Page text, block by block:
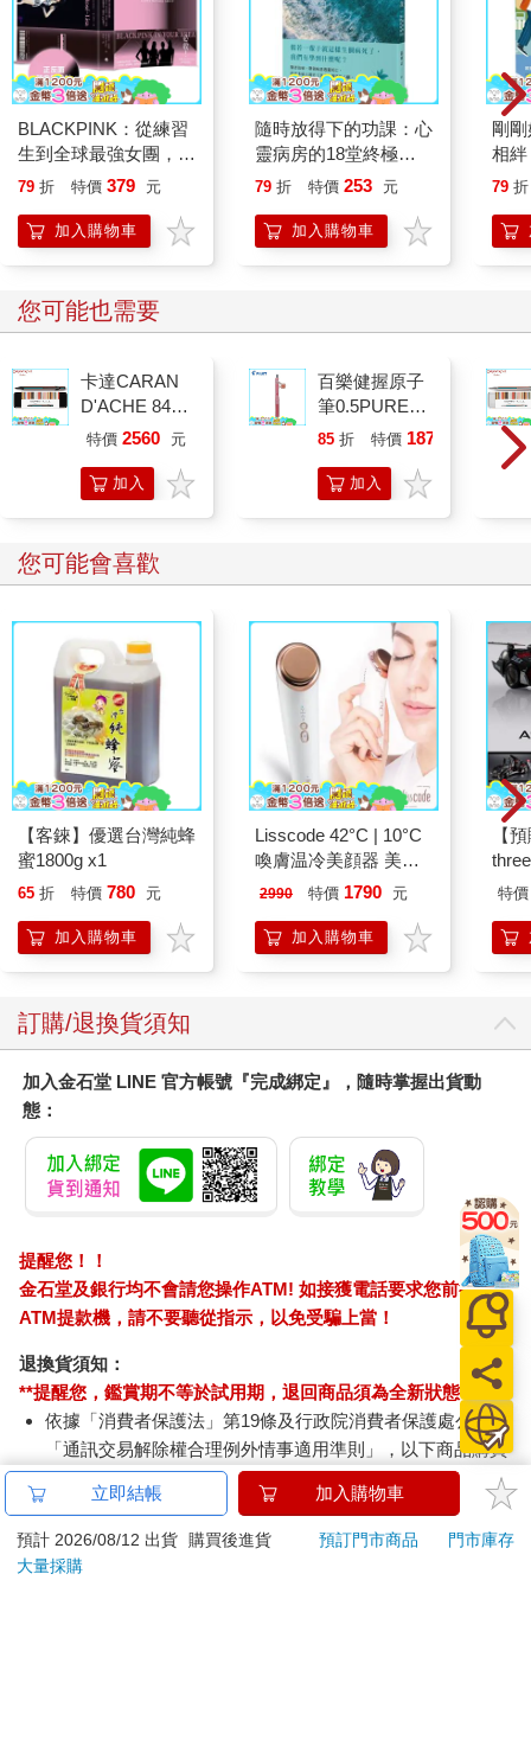
BLACKPINK：從練習
生到全球最強女團，看
Jisoo、Jennie、
世界，創造K-pop傳
奇！
79 折 特價 379 元
加入購物車
隨時放得下的功課：心
靈病房的18堂終極學
分
79 折 特價 253 元
加入購物車
剛
相
要
79 折
您可能也需要
卡達CARAN
D'ACHE 849
Paul Smith 原
黑
特價 2560 元
加入
購物
百樂健握原子
筆0.5PURE聯
名 頂級白桃
85 折 特價 187
加入
購物
您可能會喜歡
【客錸】優選台灣純蜂
蜜1800g x1
65 折 特價 780 元
加入購物車
Lisscode 42°C | 10°C
喚膚温冷美顔器 美膚
儀
2990 特價 1790 元
加入購物車
【
VA
特價
訂購/退換貨須知
加入金石堂 LINE 官方帳號『完成綁定』，隨時掌握出貨動
態：
提醒您！！
金石堂及銀行均不會請您操作ATM! 如接獲電話要求您前往
ATM提款機，請不要聽從指示，以免受騙上當！
退換貨須知：
**提醒您，鑑賞期不等於試用期，退回商品須為全新狀態**
依據「消費者保護法」第19條及行政院消費者保護處公告之
「通訊交易解除權合理例外情事適用準則」，以下商品購買
後，除商品本身有瑕疵外，將不提供7天的猶豫期：
易於腐敗、保存期限較短或解約時即將逾期。（如：生
鮮食品）
依消費者要求所為之客製化給付。（客製化商品）
立即結帳 加入購物車
預計 2026/08/12 出貨 購買後進貨 預訂門市商品
門市庫存
大量採購